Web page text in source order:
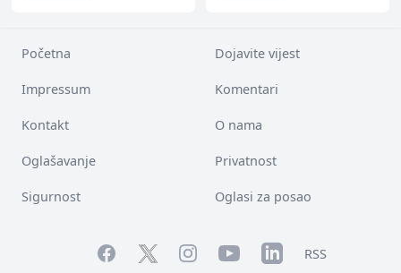
Početna Dojavite vijest
Impressum Komentari
Kontakt O nama
Oglašavanje Privatnost
Sigurnost Oglasi za posao
FacebookTwitterInstagramYouTubeLinkedInRSS